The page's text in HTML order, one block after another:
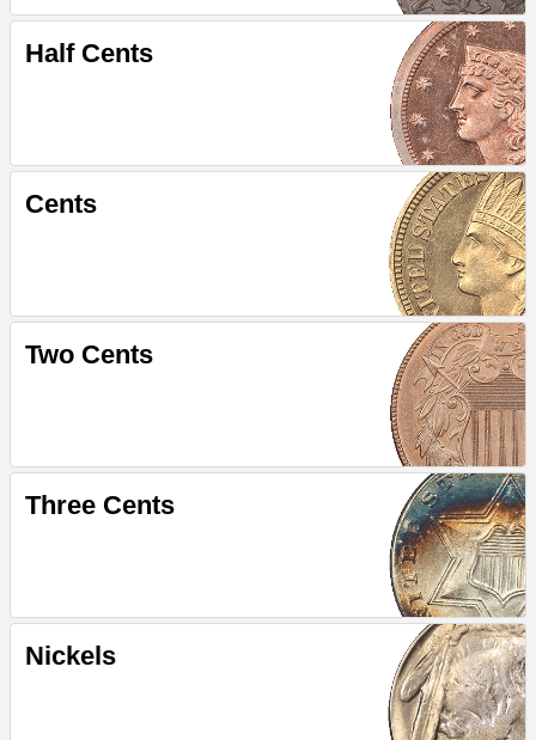
Half Cents
Cents
Two Cents
Three Cents
Nickels